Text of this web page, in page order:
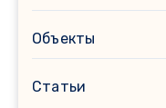
Объекты
Статьи